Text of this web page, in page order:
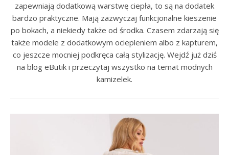
zapewniają dodatkową warstwę ciepła, to są na dodatek
bardzo praktyczne. Mają zazwyczaj funkcjonalne kieszenie
po bokach, a niekiedy także od środka. Czasem zdarzają się
także modele z dodatkowym ociepleniem albo z kapturem,
co jeszcze mocniej podkręca całą stylizację. Wejdź już dziś
na blog eButik i przeczytaj wszystko na temat modnych
kamizelek.